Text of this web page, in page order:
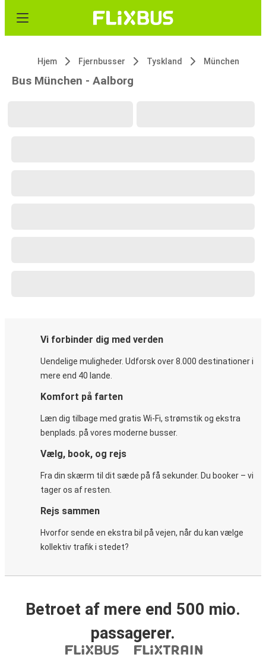
Hjem Fjernbusser Tyskland München
Bus München - Aalborg
Vi forbinder dig med verden
Uendelige muligheder. Udforsk over 8.000 destinationer i
mere end 40 lande.
Komfort på farten
Læn dig tilbage med gratis Wi-Fi, strømstik og ekstra
benplads. på vores moderne busser.
Vælg, book, og rejs
Fra din skærm til dit sæde på få sekunder. Du booker – vi
tager os af resten.
Rejs sammen
Hvorfor sende en ekstra bil på vejen, når du kan vælge
kollektiv trafik i stedet?
Betroet af mere end 500 mio.
passagerer.